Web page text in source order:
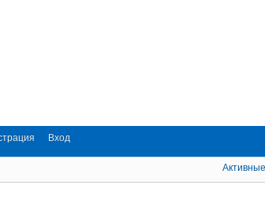
Вход